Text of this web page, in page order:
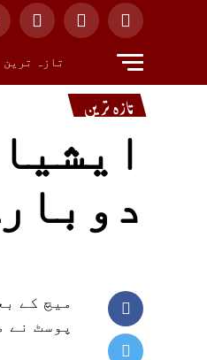
تازہ ترین
تازہ ترین
میچ کے
پوسٹ نے